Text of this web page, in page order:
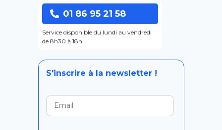
01 86 95 21 58
Service disponible du lundi au vendredi
de 8h30 à 18h
S'inscrire à la newsletter !